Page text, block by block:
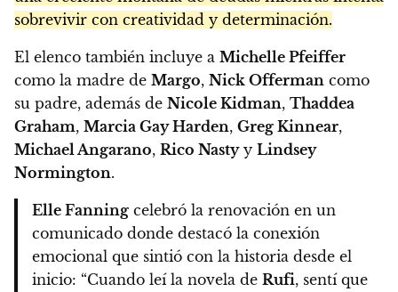
sobrevivir con creatividad y determinación.
El elenco también incluye a Michelle Pfeiffer
como la madre de Margo, Nick Offerman como
su padre, además de Nicole Kidman, Thaddea
Graham, Marcia Gay Harden, Greg Kinnear,
Michael Angarano, Rico Nastyy Lindsey
Normington.
Elle Fanning celebró la renovación en un
comunicado donde destacó la conexión
emocional que sintió con la historia desde el
inicio: “Cuando leí la novela de Rufi, sentí que